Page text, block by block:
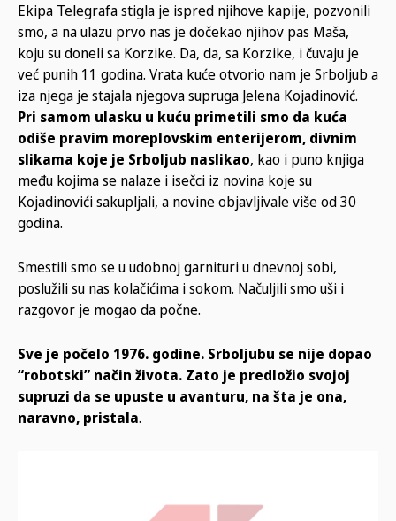
Ekipa Telegrafa stigla je ispred njihove kapije, pozvonili
smo, a na ulazu prvo nas je dočekao njihov pas Maša,
koju su doneli sa Korzike. Da, da, sa Korzike, i čuvaju je
već punih 11 godina. Vrata kuće otvorio nam je Srboljub a
iza njega je stajala njegova supruga Jelena Kojadinović.
Pri samom ulasku u kuću primetili smo da kuća
odiše pravim moreplovskim enterijerom, divnim
slikama koje je Srboljub naslikao, kao i puno knjiga
među kojima se nalaze i isečci iz novina koje su
Kojadinovići sakupljali, a novine objavljivale više od 30
godina.
Smestili smo se u udobnoj garnituri u dnevnoj sobi,
poslužili su nas kolačićima i sokom. Načuljili smo uši i
razgovor je mogao da počne.
Sve je počelo 1976. godine. Srboljubu se nije dopao
“robotski” način života. Zato je predložio svojoj
supruzi da se upuste u avanturu, na šta je ona,
naravno, pristala.